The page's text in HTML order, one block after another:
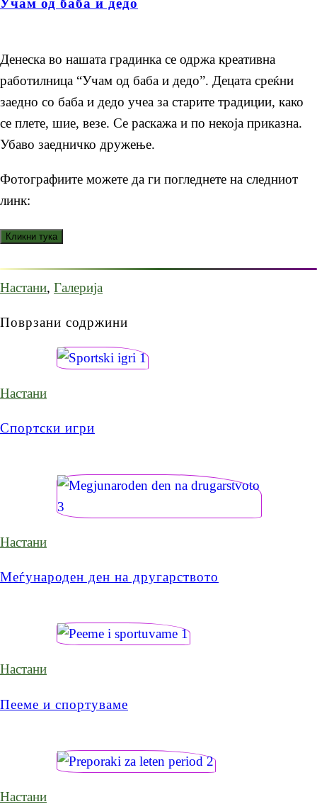
Учам од баба и дедо
Денеска во нашата градинка се одржа креативна
работилница “Учам од баба и дедо”. Децата среќни
заедно со баба и дедо учеа за старите традиции, како
се плете, шие, везе. Се раскажа и по некоја приказна.
Убаво заедничко дружење.
Фотографиите можете да ги погледнете на следниот
линк:
Настани, Галерија
Поврзани содржини
Настани
Спортски игри
Настани
Меѓународен ден на другарството
Настани
Пееме и спортуваме
Настани